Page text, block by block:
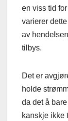
en viss tid
varierer
av
tilbys.
Det er
holde
da det å
kanskje ikke